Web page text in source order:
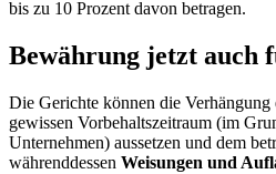
bis zu 10 Prozent davon betragen.
Bewährung jetzt auch
Die Gerichte können die
gewissen Vorbehaltszeitraum (im
Unternehmen) aussetzen und dem
währenddessen Weisungen und